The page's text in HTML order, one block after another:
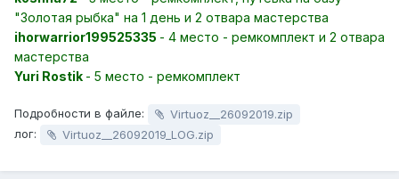
"Золотая рыбка" на 1 день и 2 отвара мастерства
ihorwarrior199525335 - 4 место - ремкомплект и 2 отвара
мастерства
Yuri Rostik - 5 место - ремкомплект
Подробности в файле:
Virtuoz__26092019.zip
лог:
Virtuoz__26092019_LOG.zip